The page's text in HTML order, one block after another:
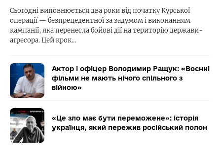
Сьогодні виповнюється два роки від початку Курської
операції — безпрецедентної за задумом і виконанням
кампанії, яка перенесла бойові дії на територію держави-
агресора. Цей крок…
Актор і офіцер Володимир Ращук: «Воєнні
фільми не мають нічого спільного з
війною»
«Це зло має бути переможене»: історія
українця, який пережив російський полон